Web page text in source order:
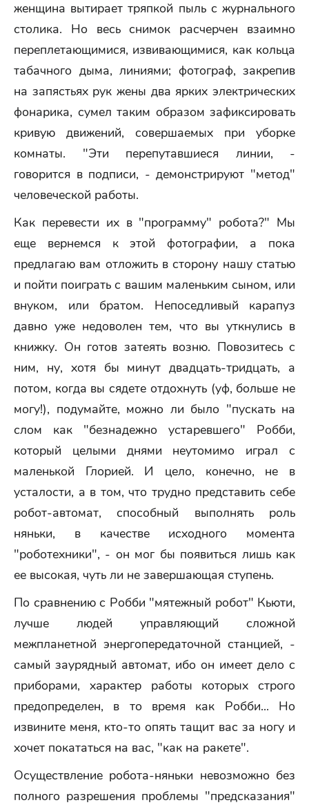
женщина вытирает тряпкой пыль с журнального
столика. Но весь снимок расчерчен взаимно
переплетающимися, извивающимися, как кольца
табачного дыма, линиями; фотограф, закрепив
на запястьях рук жены два ярких электрических
фонарика, сумел таким образом зафиксировать
кривую движений, совершаемых при уборке
комнаты. "Эти перепутавшиеся линии, -
говорится в подписи, - демонстрируют "метод"
человеческой работы.
Как перевести их в "программу" робота?" Мы
еще вернемся к этой фотографии, а пока
предлагаю вам отложить в сторону нашу статью
и пойти поиграть с вашим маленьким сыном, или
внуком, или братом. Непоседливый карапуз
давно уже недоволен тем, что вы уткнулись в
книжку. Он готов затеять возню. Повозитесь с
ним, ну, хотя бы минут двадцать-тридцать, а
потом, когда вы сядете отдохнуть (уф, больше не
могу!), подумайте, можно ли было "пускать на
слом как "безнадежно устаревшего" Робби,
который целыми днями неутомимо играл с
маленькой Глорией. И цело, конечно, не в
усталости, а в том, что трудно представить себе
робот-автомат, способный выполнять роль
няньки, в качестве исходного момента
"роботехники", - он мог бы появиться лишь как
ее высокая, чуть ли не завершающая ступень.
По сравнению с Робби "мятежный робот" Кьюти,
лучше людей управляющий сложной
межпланетной энергопередаточной станцией, -
самый заурядный автомат, ибо он имеет дело с
приборами, характер работы которых строго
предопределен, в то время как Робби... Но
извините меня, кто-то опять тащит вас за ногу и
хочет покататься на вас, "как на ракете".
Осуществление робота-няньки невозможно без
полного разрешения проблемы "предсказания"